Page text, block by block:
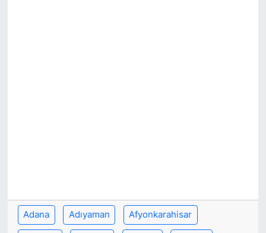
Adana Adıyaman Afyonkarahisar